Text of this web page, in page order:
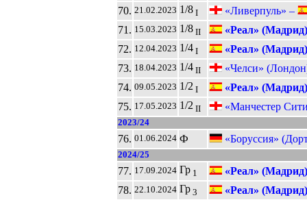
70. 21.02.2023 1/8 I
«Ливерпуль» –
71. 15.03.2023 1/8 II
«Реал» (Мадрид)
72. 12.04.2023 1/4 I
«Реал» (Мадрид)
73. 18.04.2023 1/4 II
«Челси»
74. 09.05.2023 1/2 I
«Реал» (Мадрид)
75. 17.05.2023 1/2 II «Манчестер
2023/24
76. 01.06.2024 Ф «Боруссия»
2024/25
77. 17.09.2024 Гр 1
«Реал» (Мадрид)
78. 22.10.2024 Гр 3
«Реал» (Мадрид)